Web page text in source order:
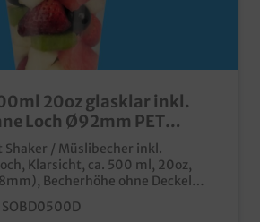
20oz glasklar inkl.
Loch Ø92mm PET
Shaker / Müslibecher inkl.
Klarsicht, ca. 500 ml, 20oz,
Becherhöhe ohne Deckel
45mm, 1000 Stück im
und stabiler
SOBD0500D